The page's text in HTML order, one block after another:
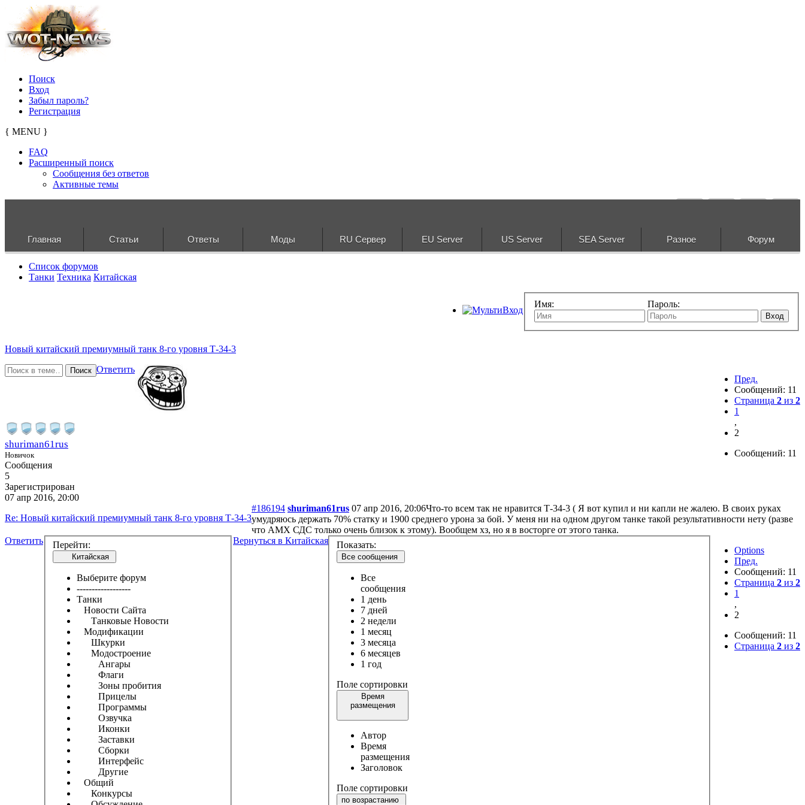
Поиск
Вход
Забыл пароль?
Регистрация
{ MENU }
FAQ
Расширенный поиск
Сообщения без ответов
Активные темы
Главная Статьи Ответы Моды RU Сервер EU Server US Server SEA Server Разное Форум
Список форумов
Танки Техника Китайская
Имя: Пароль:
Вход
Новый китайский премиумный танк 8-го уровня Т-34-3
Пред.
Сообщений: 11
Страница 2 из 2
1
,
2
Сообщений: 11
Поиск Ответить
shuriman61rus
Новичок
Сообщения
5
Зарегистрирован
07 апр 2016, 20:00
Re: Новый китайский премиумный танк 8-го уровня Т-34-3
#186194 shuriman61rus 07 апр 2016, 20:06Что-то всем так не нравится Т-34-3 ( Я вот купил и ни капли не жалею. В своих руках
умудряюсь держать 70% статку и 1900 среднего урона за бой. У меня ни на одном другом танке такой результативности нету (разве
что АМХ СДС только очень близок к этому). Вообщем хз, но я в восторге от этого танка.
Ответить
Options
Пред.
Сообщений: 11
Страница 2 из 2
1
,
2
Сообщений: 11
Страница 2 из 2
Перейти:
Китайская
Выберите форум
------------------
Танки
Новости Сайта
Танковые Новости
Модификации
Шкурки
Модостроение
Ангары
Флаги
Зоны пробития
Прицелы
Программы
Озвучка
Иконки
Заставки
Сборки
Интерфейс
Другие
Общий
Конкурсы
Вернуться в Китайская Показать:
Все сообщения
Все
сообщения
1 день
7 дней
2 недели
1 месяц
3 месяца
6 месяцев
1 год
Поле сортировки
Время
размещения
Автор
Время
размещения
Заголовок
Поле сортировки
по возрастанию